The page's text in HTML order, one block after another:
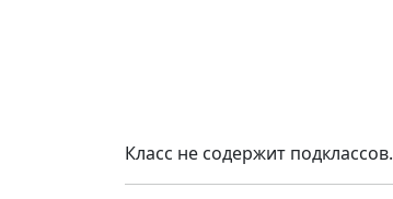
Класс не содержит подклассов.